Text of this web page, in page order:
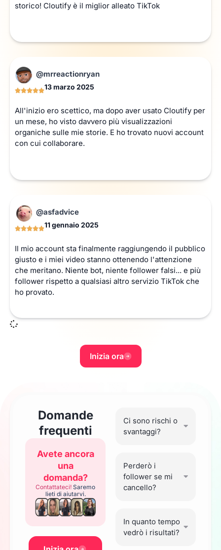
storico! Cloutify è il miglior alleato TikTok
13 marzo 2025
All'inizio ero scettico, ma dopo aver usato Cloutify per
un mese, ho visto davvero più visualizzazioni
organiche sulle mie storie. E ho trovato nuovi account
con cui collaborare.
@mrreactionryan
11 gennaio 2025
Il mio account sta finalmente raggiungendo il pubblico
giusto e i miei video stanno ottenendo l'attenzione
che meritano. Niente bot, niente follower falsi... e più
follower rispetto a qualsiasi altro servizio TikTok che
ho provato.
@asfadvice
Inizia ora
Domande
frequenti
Avete ancora
una
domanda?
Contattateci! Saremo
lieti di aiutarvi.
Ci sono rischi o
svantaggi?
Perderò i
follower se mi
cancello?
In quanto tempo
vedrò i risultati?